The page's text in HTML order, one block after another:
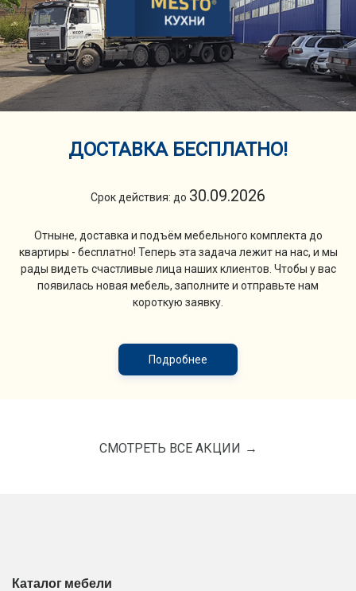
ДОСТАВКА БЕСПЛАТНО!
Срок действия: до 30.09.2026
Отныне, доставка и подъём мебельного комплекта до
квартиры - бесплатно! Теперь эта задача лежит на нас, и мы
рады видеть счастливые лица наших клиентов. Чтобы у вас
появилась новая мебель, заполните и отправьте нам
короткую заявку.
Подробнее
СМОТРЕТЬ ВСЕ АКЦИИ
Каталог мебели